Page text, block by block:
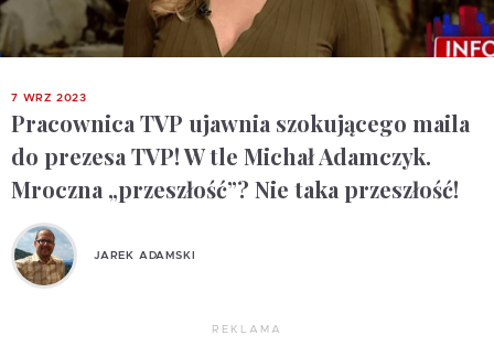
7 WRZ 2023
Pracownica TVP ujawnia szokującego maila
do prezesa TVP! W tle Michał Adamczyk.
Mroczna „przeszłość”? Nie taka przeszłość!
JAREK ADAMSKI
REKLAMA